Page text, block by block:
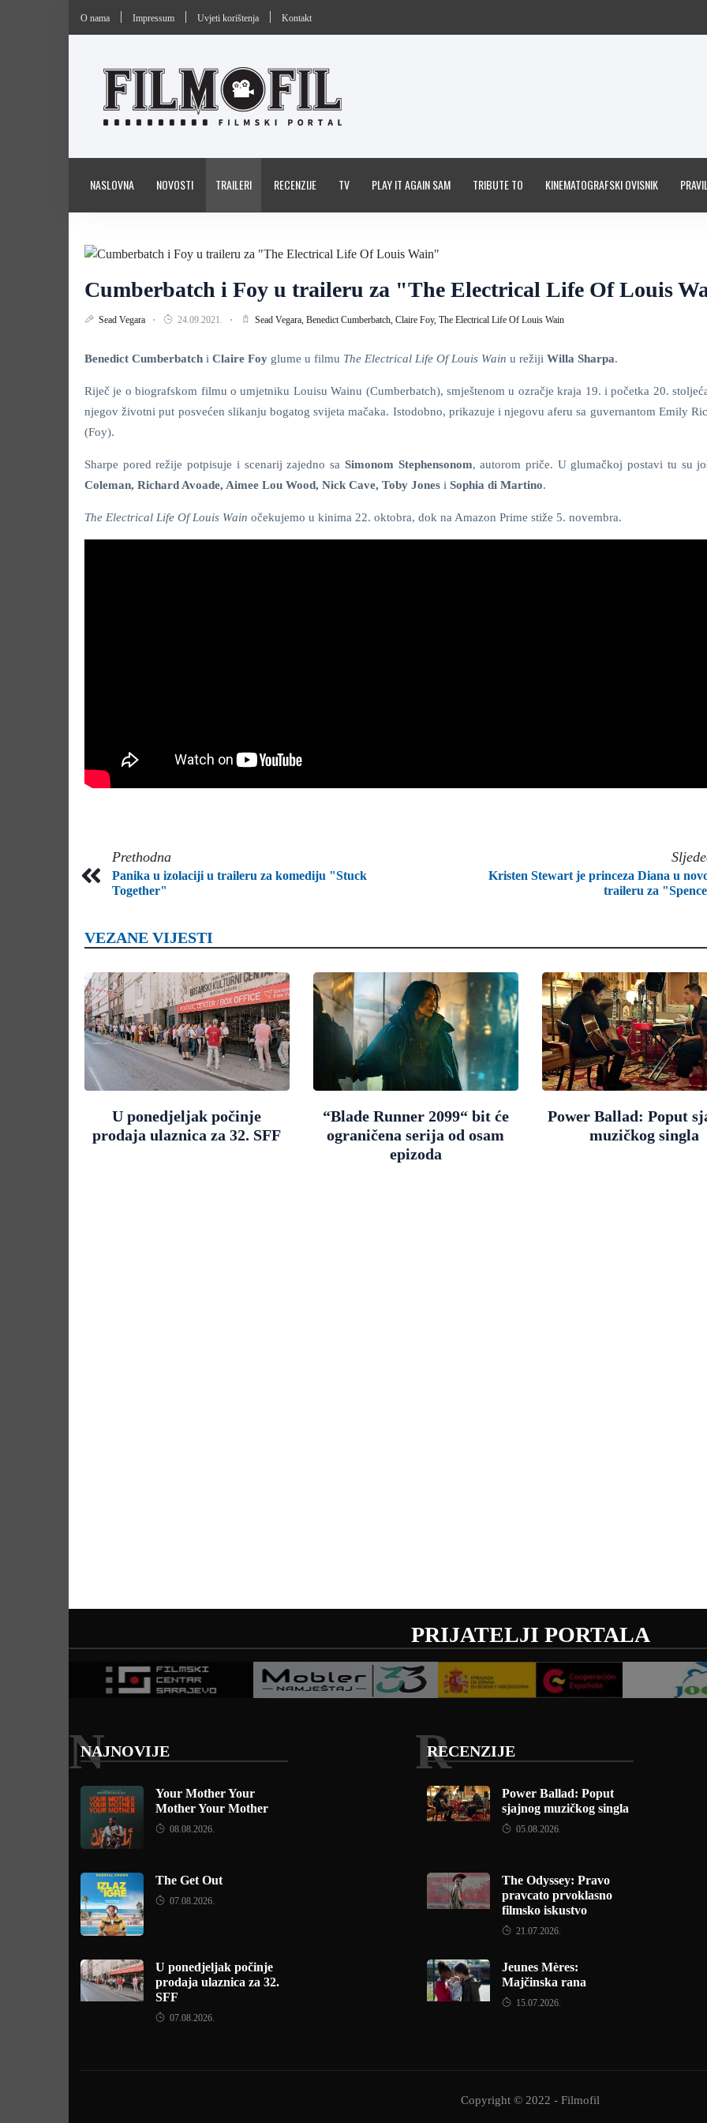
O nama Impressum Uvjeti korištenja Kontakt
NASLOVNA NOVOSTI TRAILERI RECENZIJE TV PLAY IT AGAIN SAM TRIBUTE TO KINEMATOGRAFSKI OVISNIK
Cumberbatch i Foy u traileru za "The Electrical Life Of Louis
Sead Vegara 24.09.2021. Sead Vegara, Benedict Cumberbatch, Claire Foy, The Electrical Life Of Louis Wain
Benedict Cumberbatch i Claire Foy glume u filmu The Electrical Life Of Louis Wain u režiji Willa Sharpa.
Riječ je o biografskom filmu o umjetniku Louisu Wainu (Cumberbatch), smještenom u ozračje kraja 19. i početka 20.
njegov životni put posvećen slikanju bogatog svijeta mačaka. Istodobno, prikazuje i njegovu aferu sa guvernantom Emily
(Foy).
Sharpe pored režije potpisuje i scenarij zajedno sa Simonom Stephensonom, autorom priče. U glumačkoj postavi tu su
Coleman, Richard Avoade, Aimee Lou Wood, Nick Cave, Toby Jones i Sophia di Martino.
The Electrical Life Of Louis Wain očekujemo u kinima 22. oktobra, dok na Amazon Prime stiže 5. novembra.
Prethodna
Panika u izolaciji u traileru za komediju "Stuck
Together"
Kristen Stewart je princeza Diana u
traileru za
VEZANE VIJESTI
U ponedjeljak počinje
prodaja ulaznica za 32. SFF
“Blade Runner 2099“ bit će
ograničena serija od osam
epizoda
Power Ballad: Poput
muzičkog singla
PRIJATELJI PORTALA
NAJNOVIJE
N
Your Mother Your
Mother Your Mother
08.08.2026.
The Get Out
07.08.2026.
U ponedjeljak počinje
prodaja ulaznica za 32.
SFF
07.08.2026.
RECENZIJE
R
Power Ballad: Poput
sjajnog muzičkog singla
05.08.2026.
The Odyssey: Pravo
pravcato prvoklasno
filmsko iskustvo
21.07.2026.
Jeunes Mères:
Majčinska rana
15.07.2026.
Copyright © 2022 - Filmofil